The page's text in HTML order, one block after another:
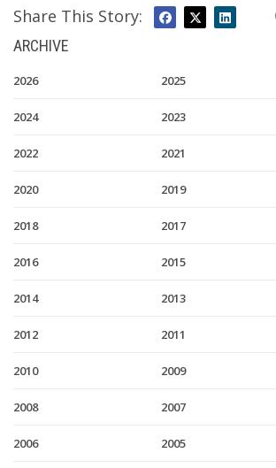
Share This Story:
ARCHIVE
2026 2025
2024 2023
2022 2021
2020 2019
2018 2017
2016 2015
2014 2013
2012 2011
2010 2009
2008 2007
2006 2005